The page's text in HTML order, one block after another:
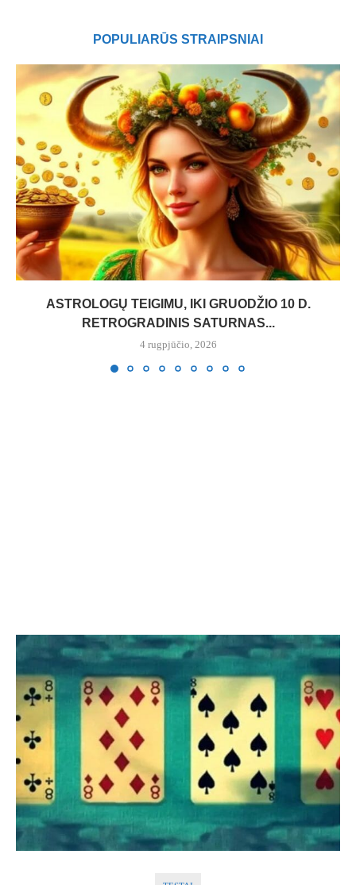
POPULIARŪS STRAIPSNIAI
ASTROLOGŲ TEIGIMU, IKI GRUODŽIO 10 D.
RETROGRADINIS SATURNAS...
4 rugpjūčio, 2026